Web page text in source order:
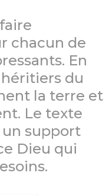
chacun de
En
du
la terre et
Le texte
support
Dieu qui